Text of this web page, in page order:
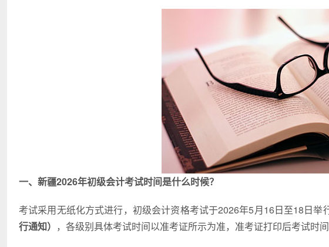
一、新疆2026年初级会计考试时间是什么时候？
考试采用无纸化方式进行，初级会计资格考试于2026年5月16日至18日举
行通知） ，各级别具体考试时间以准考证所示为准，准考证打印后考试时间